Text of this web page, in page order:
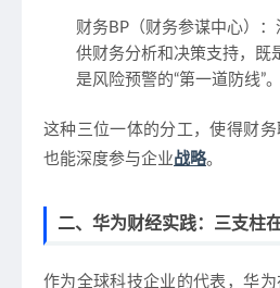
财务BP（财务参谋中心）
供财务分析和决策支持，既
是风险预警的“第一道防线”。
这种三位一体的分工，使得财务
也能深度参与企业战略。
二、华为财经实践：三支柱
作为全球科技企业的代表，华